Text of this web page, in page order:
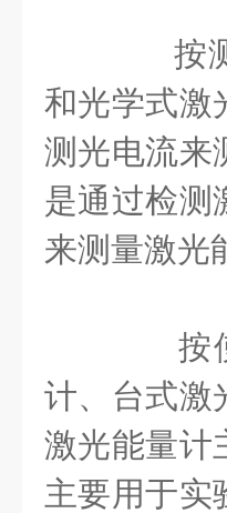
按测
和光学式激
测光电流来
是通过检测
来测量激光
按使
计、台式激
激光能量计
主要用于实